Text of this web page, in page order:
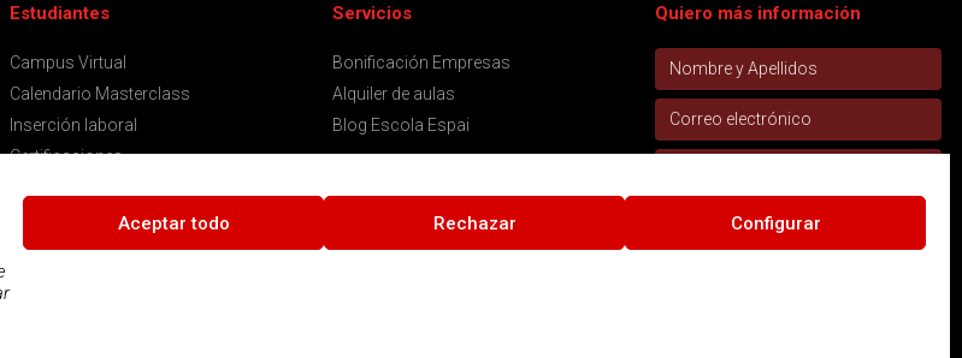
Aceptar todo Rechazar Configurar
Estudiantes
Campus Virtual
Calendario Masterclass
Inserción laboral
Certificaciones
Servicios
Bonificación Empresas
Alquiler de aulas
Blog Escola Espai
Quiero más información